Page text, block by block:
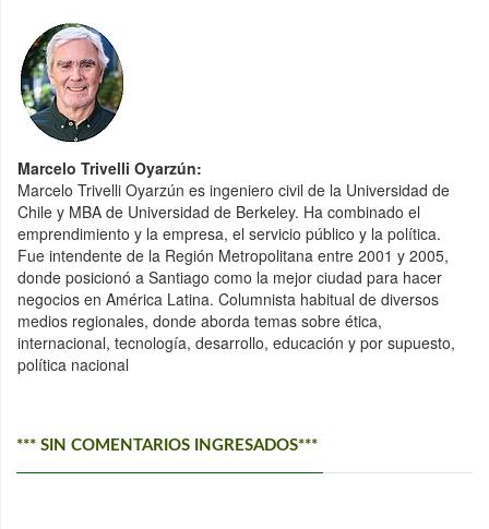
Marcelo Trivelli Oyarzún:
Marcelo Trivelli Oyarzún es ingeniero civil de la Universidad de
Chile y MBA de Universidad de Berkeley. Ha combinado el
emprendimiento y la empresa, el servicio público y la política.
Fue intendente de la Región Metropolitana entre 2001 y 2005,
donde posicionó a Santiago como la mejor ciudad para hacer
negocios en América Latina. Columnista habitual de diversos
medios regionales, donde aborda temas sobre ética,
internacional, tecnología, desarrollo, educación y por supuesto,
política nacional
*** SIN COMENTARIOS INGRESADOS***